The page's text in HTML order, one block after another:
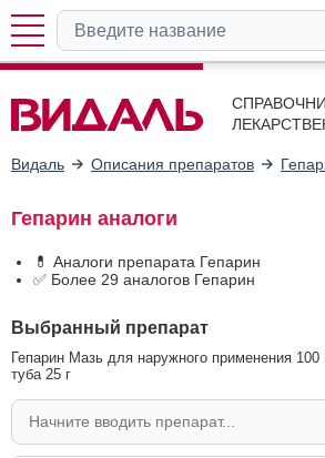
Видаль Описания препаратов
Гепарин аналоги
💊 Аналоги препарата Гепарин
✅ Более 29 аналогов Гепарин
Выбранный препарат
Гепарин Мазь для наружного применения
туба 25 г